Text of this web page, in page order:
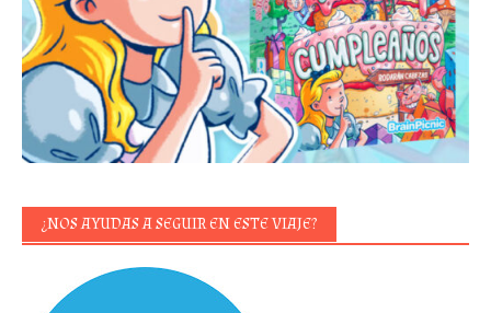
¿NOS AYUDAS A SEGUIR EN ESTE VIAJE?